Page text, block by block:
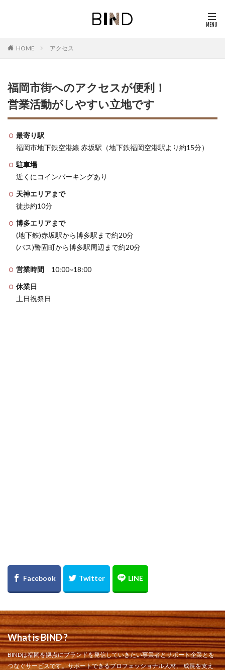
HOME アクセス
福岡市街へのアクセスが便利！
営業活動がしやすい立地です
最寄り駅
福岡市地下鉄空港線 赤坂駅（地下鉄福岡空港駅より約15分）
駐車場
近くにコインパーキングあり
天神エリアまで
徒歩約10分
博多エリアまで
(地下鉄)赤坂駅から博多駅まで約20分
(バス)警固町から博多駅周辺まで約20分
営業時間 10:00~18:00
休業日
土日祝祭日
What is BIND ?
BINDは福岡を拠点にブランドを発信していきたい事業者とサポート企業とを
つなぐサービスです。サポートできるプロフェッショナル⼈材。 成⻑を⽀え